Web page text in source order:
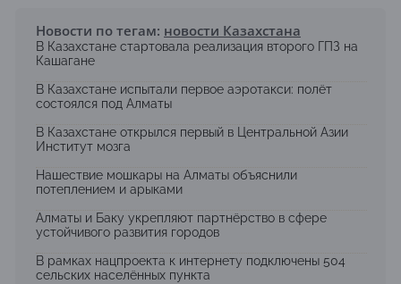
Новости по тегам: новости Казахстана
В Казахстане стартовала реализация второго ГПЗ на
Кашагане
В Казахстане испытали первое аэротакси: полёт
состоялся под Алматы
В Казахстане открылся первый в Центральной Азии
Институт мозга
Нашествие мошкары на Алматы объяснили
потеплением и арыками
Алматы и Баку укрепляют партнёрство в сфере
устойчивого развития городов
В рамках нацпроекта к интернету подключены 504
сельских населённых пункта